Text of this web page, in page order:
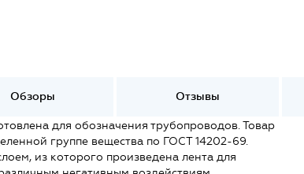
Обзоры Отзывы
для обозначения трубопроводов. Товар
группе вещества по ГОСТ 14202-69.
из которого произведена лента для